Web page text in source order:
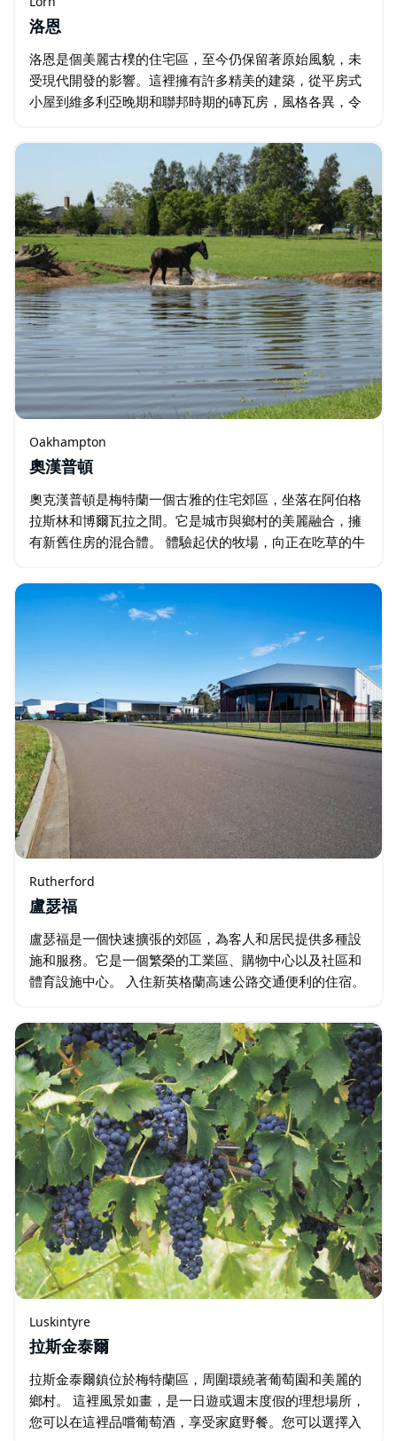
洛恩
洛恩是個美麗古樸的住宅區，至今仍保留著原始風貌，未
受現代開發的影響。這裡擁有許多精美的建築，從平房式
小屋到維多利亞晚期和聯邦時期的磚瓦房，風格各異，令
到時節…
Oakhampton
奧漢普頓
奧克漢普頓是梅特蘭一個古雅的住宅郊區，坐落在阿伯格
拉斯林和博爾瓦拉之間。它是城市與鄉村的美麗融合，擁
有新舊住房的混合體。 體驗起伏的牧場，向正在吃草的牛
Rutherford
盧瑟福
盧瑟福是一個快速擴張的郊區，為客人和居民提供多種設
施和服務。它是一個繁榮的工業區、購物中心以及社區和
體育設施中心。 入住新英格蘭高速公路交通便利的住宿。
飛機或進行特技飛行的機會。…
Luskintyre
拉斯金泰爾
拉斯金泰爾鎮位於梅特蘭區，周圍環繞著葡萄園和美麗的
鄉村。 這裡風景如畫，是一日遊或週末度假的理想場所，
您可以在這裡品嚐葡萄酒，享受家庭野餐。您可以選擇入